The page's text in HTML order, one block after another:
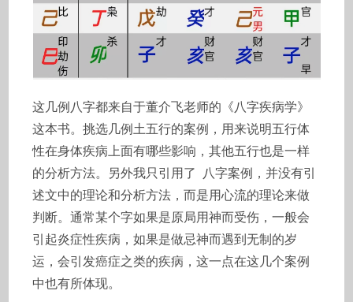
这几例八字都来自于董介飞老师的《八字疾病学》
这本书。挑选几例土五行的案例，用来说明五行体
性在身体疾病上面有哪些影响，其他五行也是一样
的分析方法。另外我只引用了 八字案例，并没有引
述文中的理论和分析方法，而是用心流的理论来做
判断。通常某个字如果是原局用神而受伤，一般会
引起炎症性疾病，如果是做忌神而遇到无制的岁
运，会引发癌症之类的疾病，这一点在这几个案例
中也有所体现。